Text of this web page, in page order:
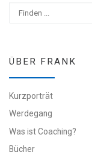
ÜBER FRANK
Kurzporträt
Werdegang
Was ist Coaching?
Bücher